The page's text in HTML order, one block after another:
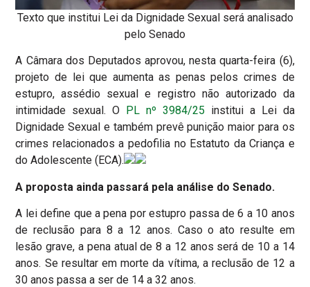
Texto que institui Lei da Dignidade Sexual será analisado
pelo Senado
A Câmara dos Deputados aprovou, nesta quarta-feira (6),
projeto de lei que aumenta as penas pelos crimes de
estupro, assédio sexual e registro não autorizado da
intimidade sexual. O
PL nº 3984/25 institui a Lei da
Dignidade Sexual e também prevê punição maior para os
crimes relacionados a pedofilia no Estatuto da Criança e
do Adolescente (ECA).
A proposta ainda passará pela análise do Senado.
A lei define que a pena por estupro passa de 6 a 10 anos
de reclusão para 8 a 12 anos. Caso o ato resulte em
lesão grave, a pena atual de 8 a 12 anos será de 10 a 14
anos. Se resultar em morte da vítima, a reclusão de 12 a
30 anos passa a ser de 14 a 32 anos.